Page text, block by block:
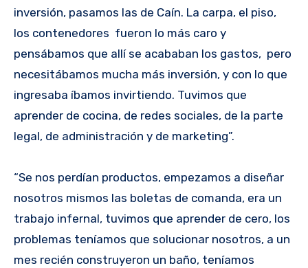
inversión, pasamos las de Caín. La carpa, el piso,
los contenedores fueron lo más caro y
pensábamos que allí se acababan los gastos, pero
necesitábamos mucha más inversión, y con lo que
ingresaba íbamos invirtiendo. Tuvimos que
aprender de cocina, de redes sociales, de la parte
legal, de administración y de marketing”.
“Se nos perdían productos, empezamos a diseñar
nosotros mismos las boletas de comanda, era un
trabajo infernal, tuvimos que aprender de cero, los
problemas teníamos que solucionar nosotros, a un
mes recién construyeron un baño, teníamos